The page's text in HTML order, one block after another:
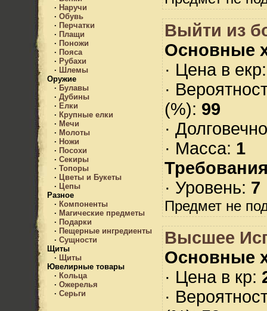
· Наручи
· Обувь
· Перчатки
· Плащи
· Поножи
· Пояса
· Рубахи
· Шлемы
Оружие
· Булавы
· Дубины
· Елки
· Крупные елки
· Мечи
· Молоты
· Ножи
· Посохи
· Секиры
· Топоры
· Цветы и Букеты
· Цепы
Разное
· Компоненты
· Магические предметы
· Подарки
· Пещерные ингредиенты
· Сущности
Щиты
· Щиты
Ювелирные товары
· Кольца
· Ожерелья
· Серьги
Выйти из
Основные
· Цена в
·
(%): 99
·
· Масса: 1
· Уровень: 7
Предмет не
Высшее
Основные
· Цена в кр:
·